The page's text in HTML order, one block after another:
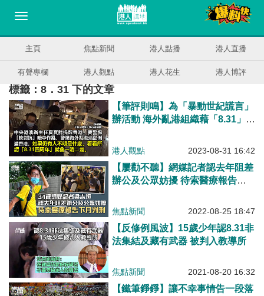
主頁 焦點新聞 港人點播 港人直播
有聲專欄 港人觀點 港人花生 港人博評
標籤：8．31 下的文章
【筆評則鳴】為「暴動世紀謊言」
辦活動 海外亂港組織藉「8.31」煽
港人觀點 2023-08-31 16:42
【屢勸不聽】網媒記者認去年阻差
辦公及公眾妨擾 待索醫療報告下
焦點新聞 2022-08-25 18:47
【反修例風波】15歲少年認8.31非
法集結及藏有武器 被判入教導所
焦點新聞 2021-08-20 16:32
【鐵筆錚錚】讓不幸事情告一段落